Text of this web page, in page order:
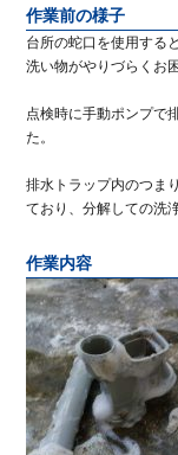
作業前の様子
台所の蛇口を使用する
洗い物がやりづらくお
点検時に手動ポンプで
た。
排水トラップ内のつま
ており、分解しての洗
作業内容